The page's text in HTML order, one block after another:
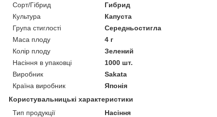
Сорт/Гібрид
Гибрид
Культура
Капуста
Група стиглості
Середньостигла
Маса плоду
4 г
Колір плоду
Зелений
Насіння в упаковці
1000 шт.
Виробник
Sakata
Країна виробник
Японія
Користувальницькі характеристики
Тип продукції
Насіння